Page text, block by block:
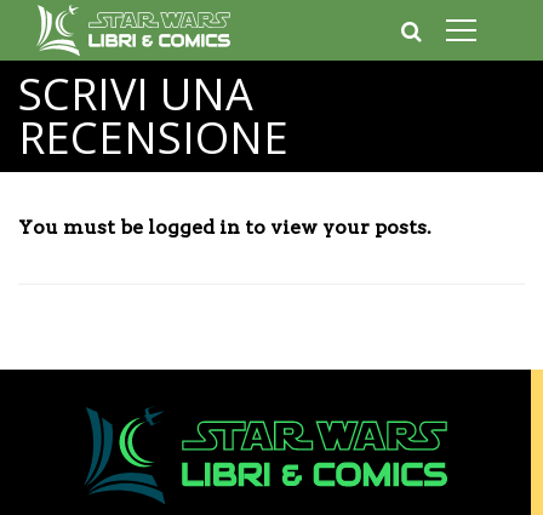
SCRIVI UNA
RECENSIONE
You must be logged in to view your posts.